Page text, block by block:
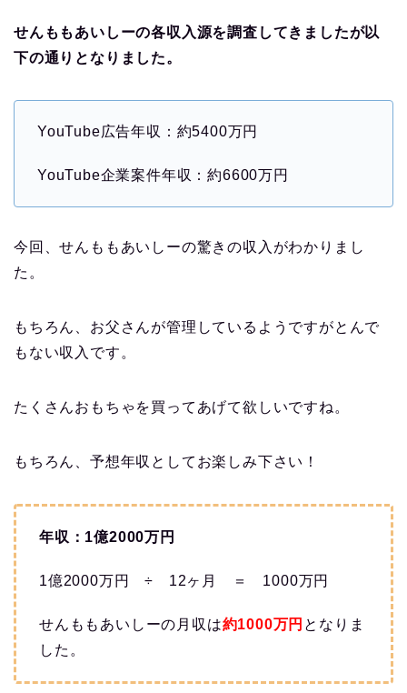
せんももあいしーの各収入源を調査してきましたが以
下の通りとなりました。
YouTube広告年収：約5400万円
YouTube企業案件年収：約6600万円
今回、せんももあいしーの驚きの収入がわかりまし
た。
もちろん、お父さんが管理しているようですがとんで
もない収入です。
たくさんおもちゃを買ってあげて欲しいですね。
もちろん、予想年収としてお楽しみ下さい！
年収：1億2000万円
1億2000万円 ÷ 12ヶ月 ＝ 1000万円
せんももあいしーの月収は約1000万円 となりま
した。